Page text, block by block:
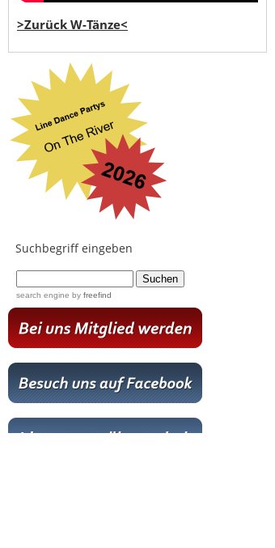
>Zurück W-Tänze<
Suchbegriff eingeben
search engine by freefind